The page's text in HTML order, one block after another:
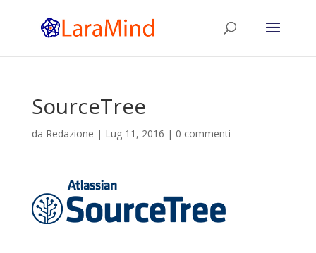
SourceTree
da Redazione | Lug 11, 2016 | 0 commenti